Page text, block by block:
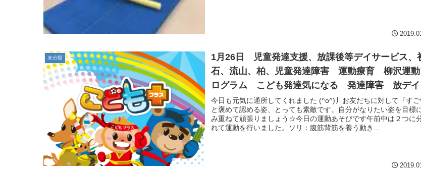
未分類
1月26日 児童発達支援、放課後等デイサービス、
石、流山、柏、児童発達障害 運動療育 柳沢運
ログラム こども発達気になる 発達障害 放デ
自閉症 学習障害 LD ADHD アスペルガー症候群
今日も元気に通所してくれました (^o^)丿お友だちに対して『すご
と褒めて認める姿、とっても素敵です。自分がなりたい姿を目標
み重ねて頑張りましょう☆今日の運動あそびです午前中は２つに
れて運動を行いました。ソリ：腹筋背筋を養う動き...